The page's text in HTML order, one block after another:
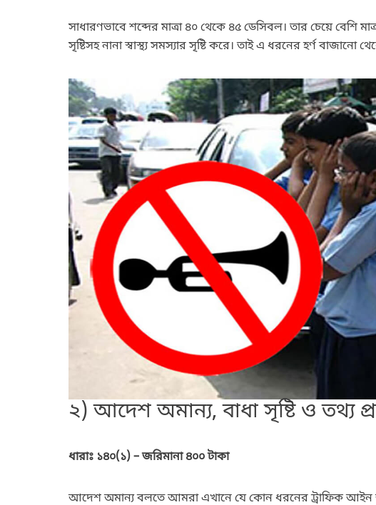
সাধারণভাবে শব্দের মাত্রা ৪০ থেকে ৪৫ ডেসিবল। তার চেয়ে বেশি
সৃষ্টিসহ নানা স্বাস্থ্য সমস্যার সৃষ্টি করে। তাই এ ধরনের হর্ণ বাজানো
২) আদেশ অমান্য, বাধা সৃষ্টি ও তথ্য
ধারাঃ ১৪০(১) – জরিমানা ৪০০ টাকা
আদেশ অমান্য বলতে আমরা এখানে যে কোন ধরনের ট্রাফিক আইন